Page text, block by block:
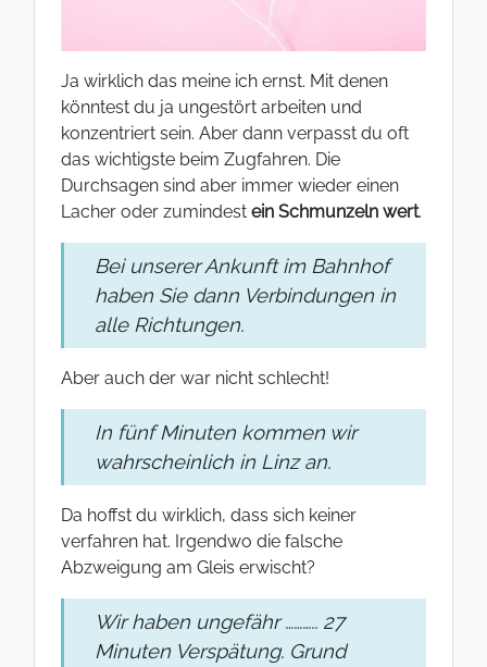
Ja wirklich das meine ich ernst. Mit denen
könntest du ja ungestört arbeiten und
konzentriert sein. Aber dann verpasst du oft
das wichtigste beim Zugfahren. Die
Durchsagen sind aber immer wieder einen
Lacher oder zumindest ein Schmunzeln wert.
Bei unserer Ankunft im Bahnhof
haben Sie dann Verbindungen in
alle Richtungen.
Aber auch der war nicht schlecht!
In fünf Minuten kommen wir
wahrscheinlich in Linz an.
Da hoffst du wirklich, dass sich keiner
verfahren hat. Irgendwo die falsche
Abzweigung am Gleis erwischt?
Wir haben ungefähr ……….. 27
Minuten Verspätung. Grund